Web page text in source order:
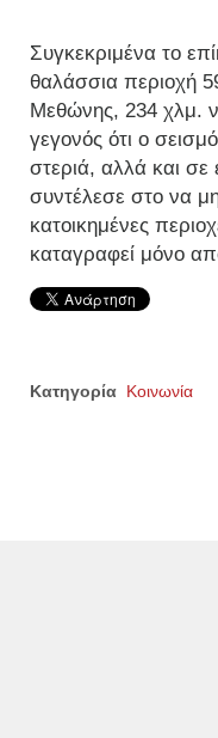
Συγκεκριμένα το
θαλάσσια περιοχή
Μεθώνης, 234 χλμ.
γεγονός ότι ο
στεριά, αλλά και σε
συντέλεσε στο να μη
κατοικημένες
καταγραφεί μόνο
Κατηγορία Κοινωνία